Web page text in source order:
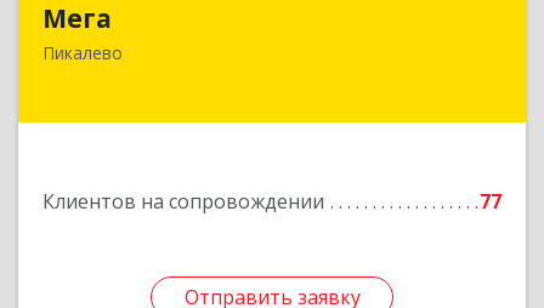
Мега
Пикалево
Клиентов на сопровождении 77
Отправить заявку
Подробнее
Отправить заявку